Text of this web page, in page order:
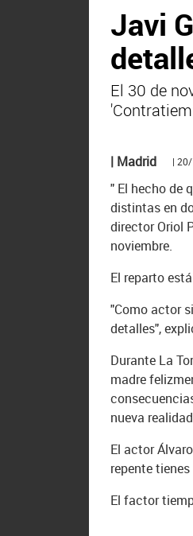
Javi
El 30 de
| Madrid |
" El hecho de
distintas en
director Oriol
noviembre.
El reparto
"Como actor
detalles",
Durante La
madre
nueva
El actor
repente
El factor